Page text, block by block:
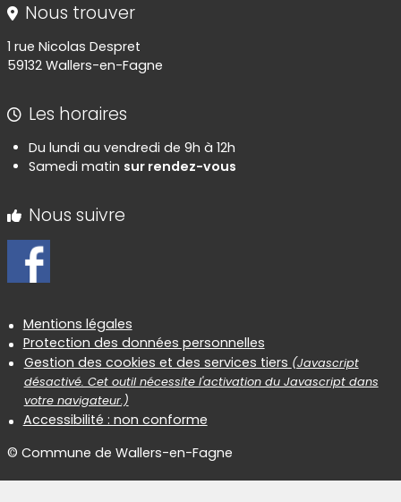
Nous trouver
1 rue Nicolas Despret
59132 Wallers-en-Fagne
Les horaires
Du lundi au vendredi de 9h à 12h
Samedi matin sur rendez-vous
Nous suivre
Informations réglementaires
Mentions légales
Protection des données personnelles
Gestion des cookies et des services tiers (Javascript
désactivé. Cet outil nécessite l'activation du Javascript dans
votre navigateur.)
Accessibilité : non conforme
© Commune de Wallers-en-Fagne